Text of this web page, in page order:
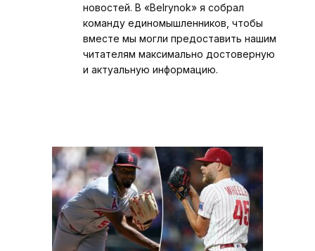
новостей. В «Belrynok» я собрал
команду единомышленников, чтобы
вместе мы могли предоставить нашим
читателям максимально достоверную
и актуальную информацию.